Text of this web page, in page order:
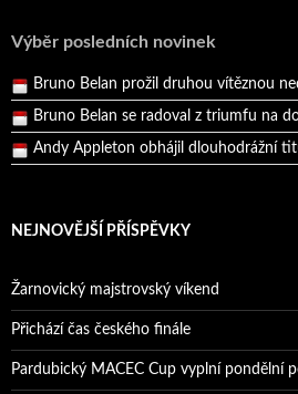
Výběr posledních novinek
Pražský přebor neskrblil překvapeními!
Bruno Belan se radoval z triumfu na
Andy Appleton obhájil dlouhodrážní
Reprezentační dvojice brala český titul!
NEJNOVĚJŠÍ PŘÍSPĚVKY
Žarnovický majstrovský víkend
Přichází čas českého finále
Pardubický MACEC Cup vyplní pondělní